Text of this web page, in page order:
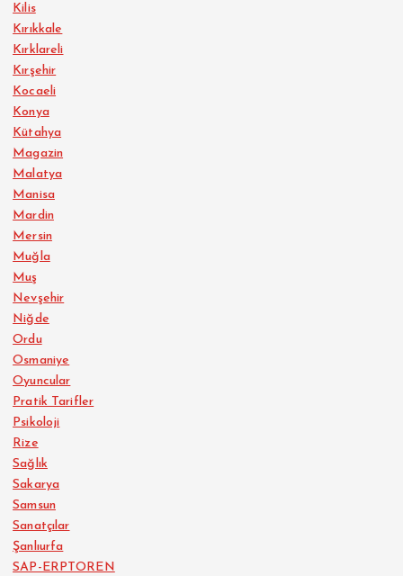
Kilis
Kırıkkale
Kırklareli
Kırşehir
Kocaeli
Konya
Kütahya
Magazin
Malatya
Manisa
Mardin
Mersin
Muğla
Muş
Nevşehir
Niğde
Ordu
Osmaniye
Oyuncular
Pratik Tarifler
Psikoloji
Rize
Sağlık
Sakarya
Samsun
Sanatçılar
Şanlıurfa
SAP-ERPTOREN